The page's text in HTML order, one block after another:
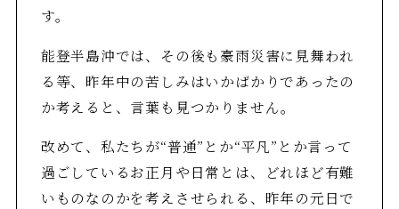
す。
能登半島沖では、その後も豪雨災害に見舞われ
る等、昨年中の苦しみはいかばかりであったの
か考えると、言葉も見つかりません。
改めて、私たちが“普通”とか“平凡”とか言って
過ごしているお正月や日常とは、どれほど有難
いものなのかを考えさせられる、昨年の元日で